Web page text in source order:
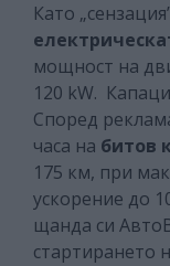
Като
мощност на
120 kW.
Според
часа на битов
175 км, при
ускорение до
щанда си
стартирането